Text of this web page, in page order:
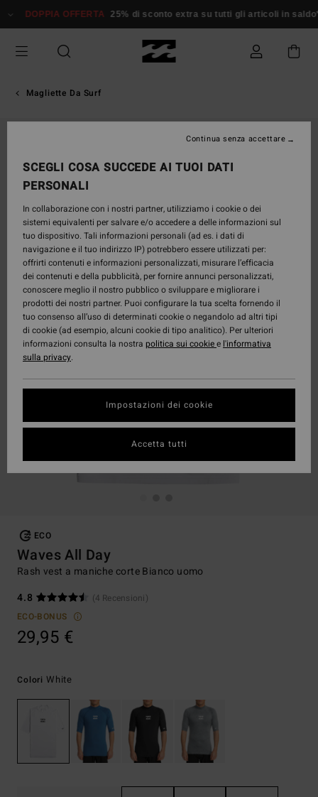
alle
prodotto
DOPPIA OFFERTA 25% di sconto extra su tutti gli articoli in saldo*
Magliette Da Surf
ECO
Waves All Day
Rash vest a maniche corte Bianco uomo
4.8
(4 Recensioni)
ECO-BONUS
29,95 €
Colori White
SCEGLI COSA SUCCEDE AI TUOI DATI
PERSONALI
In collaborazione con i nostri partner, utilizziamo i cookie o dei
sistemi equivalenti per salvare e/o accedere a delle informazioni sul
tuo dispositivo. Tali informazioni personali (ad es. i dati di
navigazione e il tuo indirizzo IP) potrebbero essere utilizzati per:
offrirti contenuti e informazioni personalizzati, misurare l’efficacia
dei contenuti e della pubblicità, per fornire annunci personalizzati,
conoscere meglio il nostro pubblico o sviluppare e migliorare i
prodotti dei nostri partner. Puoi configurare la tua scelta fornendo il
tuo consenso all’uso di determinati cookie o negandolo ad altri tipi
di cookie (ad esempio, alcuni cookie di tipo analitico). Per ulteriori
informazioni consulta la nostra politica sui cookiee l'informativa
sulla privacy.
Impostazioni dei cookie
Continua senza accettare
Accetta tutti